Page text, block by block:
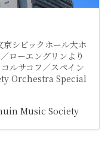
京シビックホール大ホ
ローエングリンより
ルサコフ／スペイン
Orchestra Special
Music Society